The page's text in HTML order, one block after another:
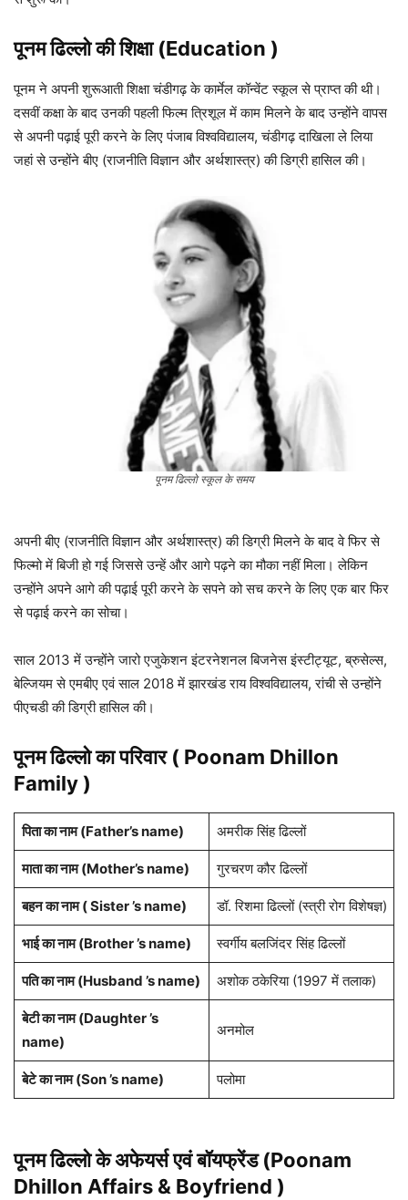
पूनम ढिल्लोकी शिक्षा (Education )
पूनम ने अपनी शुरूआती शिक्षा चंडीगढ़ के कार्मेल कॉन्वेंट स्कूल से प्राप्त की थी।
दसवीं कक्षा के बाद उनकी पहली फिल्म त्रिशूल में काम मिलने के बाद उन्होंने वापस
से अपनी पढ़ाई पूरी करने के लिए पंजाब विश्वविद्यालय, चंडीगढ़ दाखिला ले लिया
जहां से उन्होंने बीए (राजनीति विज्ञान और अर्थशास्त्र) की डिग्री हासिल की।
पूनम ढिल्लो स्कूल के समय
अपनी बीए (राजनीति विज्ञान और अर्थशास्त्र) की डिग्री मिलने के बाद वे फिर से
फिल्मो में बिजी हो गई जिससे उन्हें और आगे पढ़ने का मौका नहीं मिला। लेकिन
उन्होंने अपने आगे की पढ़ाई पूरी करने के सपने को सच करने के लिए एक बार फिर
से पढ़ाई करने का सोचा।
साल 2013 में उन्होंने जारो एजुकेशन इंटरनेशनल बिजनेस इंस्टीट्यूट, ब्रुसेल्स,
बेल्जियम से एमबीए एवं साल 2018 में झारखंड राय विश्वविद्यालय, रांची से उन्होंने
पीएचडी की डिग्री हासिल की।
पूनम ढिल्लो का परिवार ( Poonam Dhillon
Family )
पिता का नाम(Father’s name) अमरीक सिंह ढिल्लों
माता का नाम (Mother’s name) गुरचरण कौर ढिल्लों
बहन का नाम ( Sister ’s name) डॉ. रिशमा ढिल्लों (स्त्री रोग विशेषज्ञ)
भाई का नाम (Brother ’s name) स्वर्गीय बलजिंदर सिंह ढिल्लों
पति का नाम (Husband ’s name) अशोक ठकेरिया (1997 में तलाक)
बेटी का नाम (Daughter ’s
name)
अनमोल
बेटे का नाम (Son ’s name) पलोमा
पूनम ढिल्लोकेअफेयर्स एवं बॉयफ्रेंड (Poonam
Dhillon Affairs & Boyfriend )